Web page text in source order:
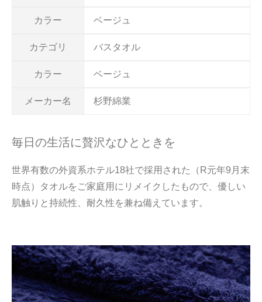
カラー ベージュ
カテゴリ バスタオル
カラー ベージュ
メーカー名 杉野綿業
毎日の生活に贅沢なひとときを
世界有数の外資系ホテル18社で採用された（R元年9月末
時点）タオルをご家庭用にリメイクしたもので、優しい
肌触りと持続性、耐久性を兼ね備えています。